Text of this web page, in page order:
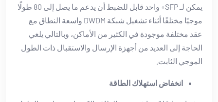
يمكن لـ SFP+ واحد قابل للضبط أن يدعم ما يصل إلى 80 طولًا
موجيًا مختلفًا أثناء تشغيل شبكة DWDM واسعة النطاق مع
عقد مختلفة موجودة في الكثير من الأماكن، وبالتالي يلغي
الحاجة إلى العديد من أجهزة الإرسال والاستقبال ذات الطول
الموجي الثابت.
انخفاض استهلاك الطاقة